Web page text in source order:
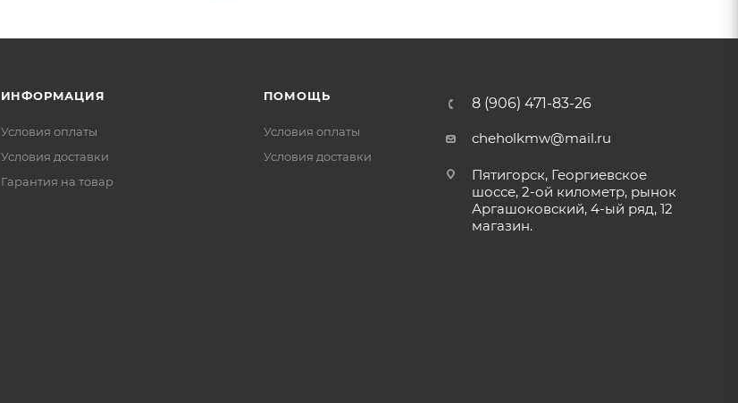
ИНФОРМАЦИЯ
Условия оплаты
Условия доставки
Гарантия на товар
ПОМОЩЬ
Условия оплаты
Условия доставки
8 (906) 471-83-26
cheholkmw@mail.ru
Пятигорск, Георгиевское
шоссе, 2-ой километр, рынок
Аргашоковский, 4-ый ряд, 12
магазин.